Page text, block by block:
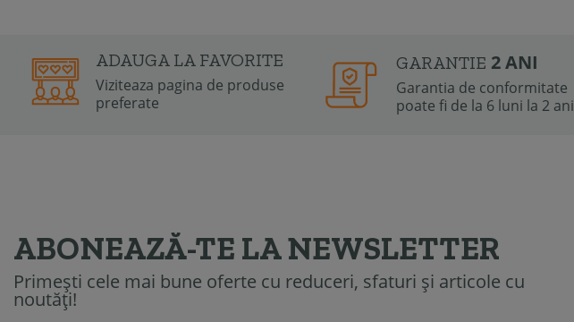
ADAUGA LA FAVORITE
Viziteaza pagina de produse
preferate
GARANTIE 2 ANI
Garantia de conformitate
poate fi de la 6 luni la 2 ani
ABONEAZĂ-TE LA NEWSLETTER
Primești cele mai bune oferte cu reduceri, sfaturi și articole cu
noutăți!